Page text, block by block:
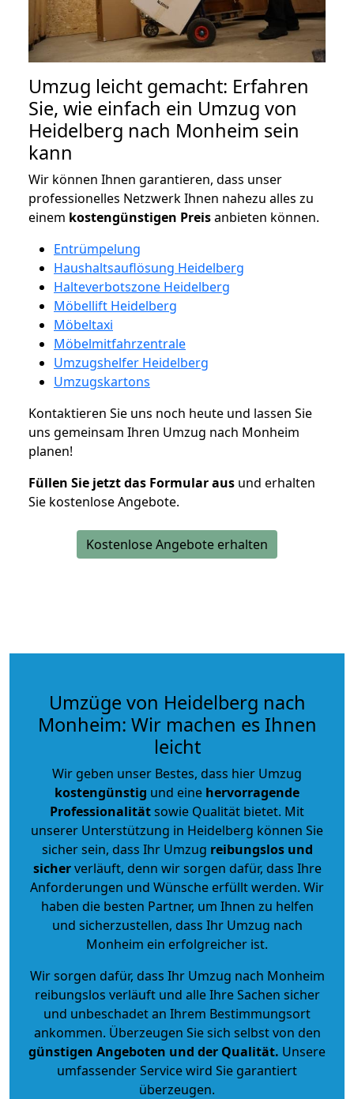
Umzug leicht gemacht: Erfahren
Sie, wie einfach ein Umzug von
Heidelberg nach Monheim sein
kann
Wir können Ihnen garantieren, dass unser
professionelles Netzwerk Ihnen nahezu alles zu
einem kostengünstigen Preisanbieten können.
Entrümpelung
Haushaltsauflösung Heidelberg
Halteverbotszone Heidelberg
Möbellift Heidelberg
Möbeltaxi
Möbelmitfahrzentrale
Umzugshelfer Heidelberg
Umzugskartons
Kontaktieren Sie uns noch heute und lassen Sie
uns gemeinsam Ihren Umzug nach Monheim
planen!
Füllen Sie jetzt das Formular aus und erhalten
Sie kostenlose Angebote.
Kostenlose Angebote erhalten
Umzüge von Heidelberg nach
Monheim: Wir machen es Ihnen
leicht
Wir geben unser Bestes, dass hier Umzug
kostengünstig und eine hervorragende
Professionalitätsowie Qualität bietet. Mit
unserer Unterstützung in Heidelberg können Sie
sicher sein, dass Ihr Umzug reibungslos und
sicherverläuft, denn wir sorgen dafür, dass Ihre
Anforderungen und Wünsche erfüllt werden. Wir
haben die besten Partner, um Ihnen zu helfen
und sicherzustellen, dass Ihr Umzug nach
Monheim ein erfolgreicher ist.
Wir sorgen dafür, dass Ihr Umzug nach Monheim
reibungslos verläuft und alle Ihre Sachen sicher
und unbeschadet an Ihrem Bestimmungsort
ankommen. Überzeugen Sie sich selbst von den
günstigen Angeboten und der Qualität. Unsere
umfassender Service wird Sie garantiert
überzeugen.